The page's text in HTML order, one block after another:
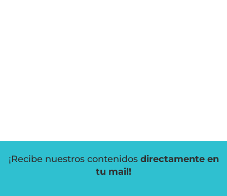
¡Recibe nuestros contenidos directamente en
tu mail!